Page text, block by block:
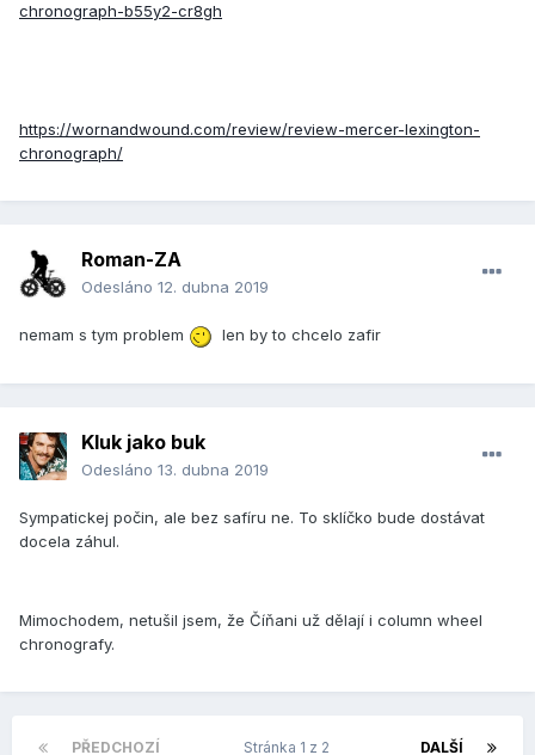
chronograph-b55y2-cr8gh
https://wornandwound.com/review/review-mercer-lexington-
chronograph/
Roman-ZA
Odesláno 12. dubna 2019
nemam s tym problem len by to chcelo zafir
Kluk jako buk
Odesláno 13. dubna 2019
Sympatickej počin, ale bez safíru ne. To sklíčko bude dostávat
docela záhul.
Mimochodem, netušil jsem, že Číňani už dělají i column wheel
chronografy.
PŘEDCHOZÍ DALŠÍ
Stránka 1 z 2